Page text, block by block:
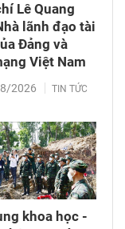
Lê Quang
lãnh đạo tài
Đảng và
Việt Nam​
2026 TIN TỨC
khoa học -